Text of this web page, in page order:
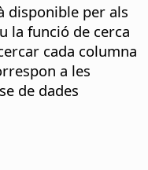
disponible per als
la funció de cerca
cada columna
a les
de dades